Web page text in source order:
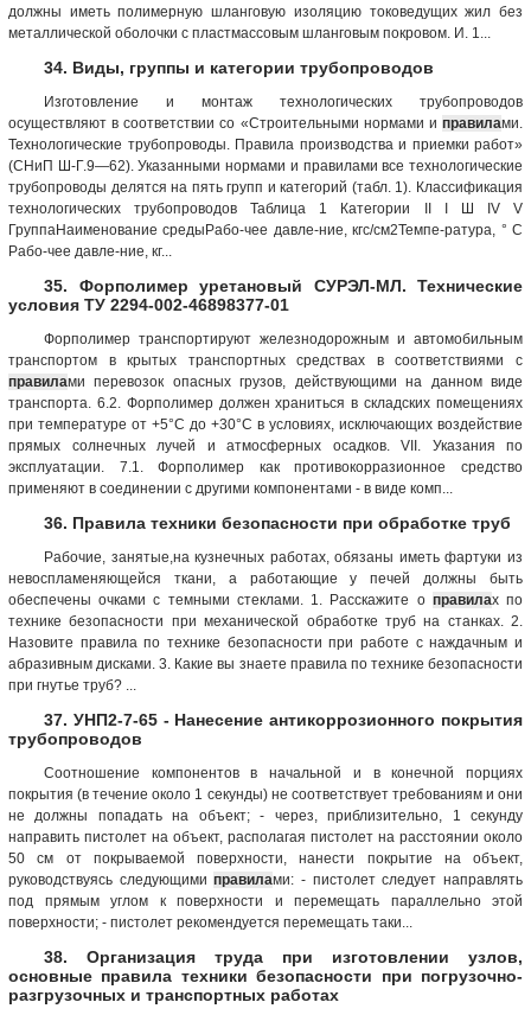
должны иметь полимерную шланговую изоляцию токоведущих жил без
металлической оболочки с пластмассовым шланговым покровом. И. 1...
34. Виды, группы и категории трубопроводов
Изготовление и монтаж технологических трубопроводов
осуществляют в соответствии со «Строительными нормами и правилами.
Технологические трубопроводы. Правила производства и приемки работ»
(СНиП Ш-Г.9—62). Указанными нормами и правилами все технологические
трубопроводы делятся на пять групп и категорий (табл. 1). Классификация
технологических трубопроводов Таблица 1 Категории II I Ш IV V
ГруппаНаименование средыРабо-чее давле-ние, кгс/см2Темпе-ратура, ° С
Рабо-чее давле-ние, кг...
35. Форполимер уретановый СУРЭЛ-МЛ. Технические
условия ТУ 2294-002-46898377-01
Форполимер транспортируют железнодорожным и автомобильным
транспортом в крытых транспортных средствах в соответствиями с
правилами перевозок опасных грузов, действующими на данном виде
транспорта. 6.2. Форполимер должен храниться в складских помещениях
при температуре от +5°С до +30°С в условиях, исключающих воздействие
прямых солнечных лучей и атмосферных осадков. VII. Указания по
эксплуатации. 7.1. Форполимер как противокорразионное средство
применяют в соединении с другими компонентами - в виде комп...
36. Правила техники безопасности при обработке труб
Рабочие, занятые,на кузнечных работах, обязаны иметь фартуки из
невоспламеняющейся ткани, а работающие у печей должны быть
обеспечены очками с темными стеклами. 1. Расскажите о правилах по
технике безопасности при механической обработке труб на станках. 2.
Назовите правила по технике безопасности при работе с наждачным и
абразивным дисками. 3. Какие вы знаете правила по технике безопасности
при гнутье труб? ...
37. УНП2-7-65 - Нанесение антикоррозионного покрытия
трубопроводов
Соотношение компонентов в начальной и в конечной порциях
покрытия (в течение около 1 секунды) не соответствует требованиям и они
не должны попадать на объект; - через, приблизительно, 1 секунду
направить пистолет на объект, располагая пистолет на расстоянии около
50 см от покрываемой поверхности, нанести покрытие на объект,
руководствуясь следующимиправилами: - пистолет следует направлять
под прямым углом к поверхности и перемещать параллельно этой
поверхности; - пистолет рекомендуется перемещать таки...
38. Организация труда при изготовлении узлов,
основные правила техники безопасности при погрузочно-
разгрузочных и транспортных работах